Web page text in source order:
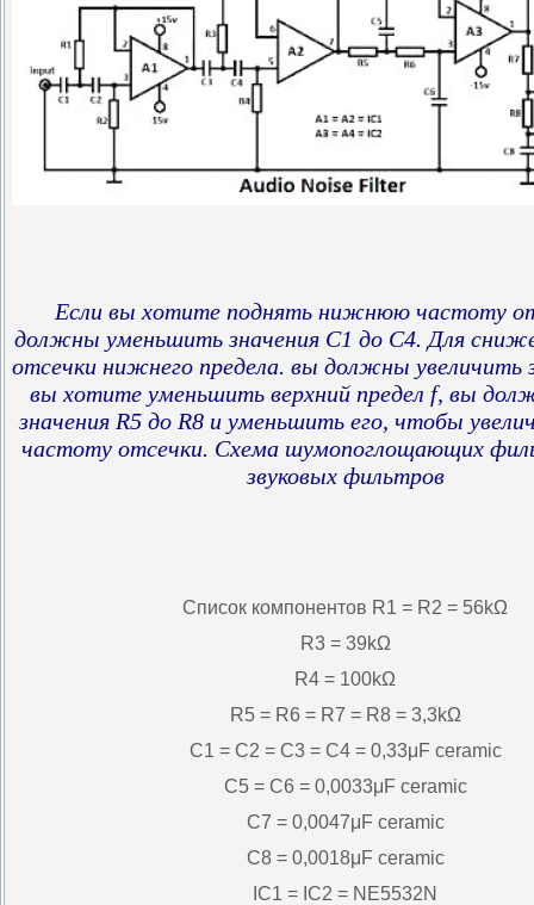
Если вы хотите поднять нижнюю частоту
должны уменьшить значения C1 до C4. Для
отсечки нижнего предела. вы должны увеличить
вы хотите уменьшить верхний предел f, вы
значения R5 до R8 и уменьшить его, чтобы
частоту отсечки. Схема шумопоглощающих
звуковых фильтров
Список компонентов R1 = R2 = 56kΩ
R3 = 39kΩ
R4 = 100kΩ
R5 = R6 = R7 = R8 = 3,3kΩ
C1 = C2 = C3 = C4 = 0,33μF ceramic
C5 = C6 = 0,0033μF ceramic
C7 = 0,0047μF ceramic
C8 = 0,0018μF ceramic
IC1 = IC2 = NE5532N